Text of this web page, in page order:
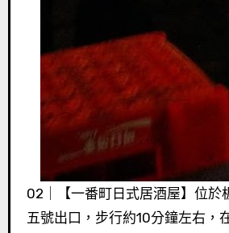
02｜【一番町日式居酒屋】位於
五號出口，步行約10分鐘左右，